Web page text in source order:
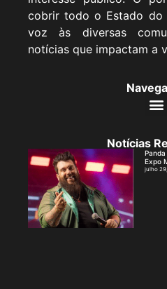
cobrir todo o Estado do
voz às diversas
notícias que impactam a
Notícias
Expo
julho